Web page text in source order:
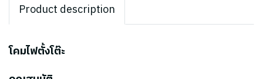
Product description
โคมไฟตั้งโต๊ะ